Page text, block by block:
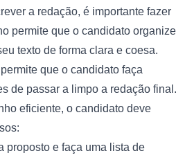
a redação, é importante fazer
permite que o candidato organize
texto de forma clara e coesa.
que o candidato faça
de passar a limpo a redação final.
eficiente, o candidato deve
proposto e faça uma lista de